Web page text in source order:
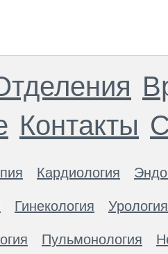
Контакты
Кардиология
Гинекология Урология
Пульмонология